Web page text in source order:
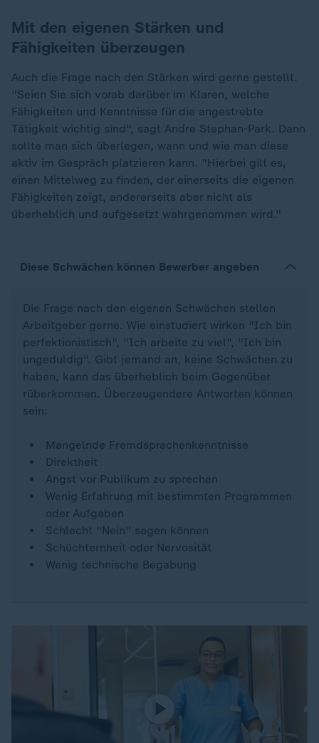
Mit den eigenen Stärken und
Fähigkeiten überzeugen
Auch die Frage nach den Stärken wird gerne gestellt.
"Seien Sie sich vorab darüber im Klaren, welche
Fähigkeiten und Kenntnisse für die angestrebte
Tätigkeit wichtig sind", sagt Andre Stephan-Park. Dann
sollte man sich überlegen, wann und wie man diese
aktiv im Gespräch platzieren kann. "Hierbei gilt es,
einen Mittelweg zu finden, der einerseits die eigenen
Fähigkeiten zeigt, andererseits aber nicht als
überheblich und aufgesetzt wahrgenommen wird."
Diese Schwächen können Bewerber angeben
Die Frage nach den eigenen Schwächen stellen
Arbeitgeber gerne. Wie einstudiert wirken "Ich bin
perfektionistisch", "Ich arbeite zu viel", "Ich bin
ungeduldig". Gibt jemand an, keine Schwächen zu
haben, kann das überheblich beim Gegenüber
rüberkommen. Überzeugendere Antworten können
sein:
Mangelnde Fremdsprachenkenntnisse
Direktheit
Angst vor Publikum zu sprechen
Wenig Erfahrung mit bestimmten Programmen
oder Aufgaben
Schlecht "Nein" sagen können
Schüchternheit oder Nervosität
Wenig technische Begabung